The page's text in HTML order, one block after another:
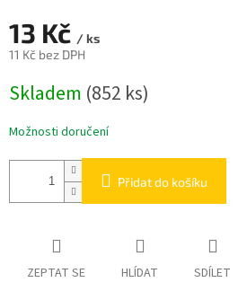
13 Kč / ks
11 Kč bez DPH
cena:
Skladem (852 ks)
Možnosti doručení
Přidat do košíku
ZEPTAT SE HLÍDAT SDÍLET